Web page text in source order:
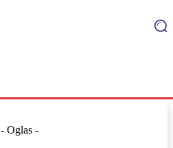
- Oglas -